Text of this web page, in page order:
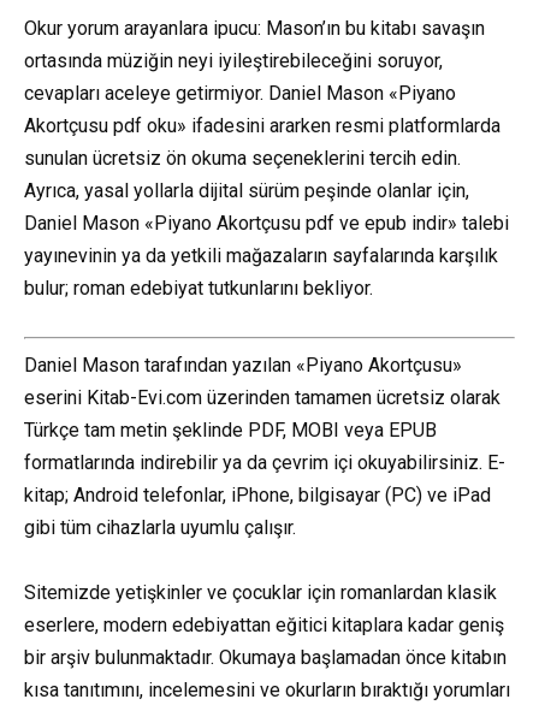
Okur yorum arayanlara ipucu: Mason’ın bu kitabı savaşın
ortasında müziğin neyi iyileştirebileceğini soruyor,
cevapları aceleye getirmiyor. Daniel Mason «Piyano
Akortçusu pdf oku» ifadesini ararken resmi platformlarda
sunulan ücretsiz ön okuma seçeneklerini tercih edin.
Ayrıca, yasal yollarla dijital sürüm peşinde olanlar için,
Daniel Mason «Piyano Akortçusu pdf ve epub indir» talebi
yayınevinin ya da yetkili mağazaların sayfalarında karşılık
bulur; roman edebiyat tutkunlarını bekliyor.
Daniel Mason tarafından yazılan «Piyano Akortçusu»
eserini Kitab-Evi.com üzerinden tamamen ücretsiz olarak
Türkçe tam metin şeklinde PDF, MOBI veya EPUB
formatlarında indirebilir ya da çevrim içi okuyabilirsiniz. E-
kitap; Android telefonlar, iPhone, bilgisayar (PC) ve iPad
gibi tüm cihazlarla uyumlu çalışır.
Sitemizde yetişkinler ve çocuklar için romanlardan klasik
eserlere, modern edebiyattan eğitici kitaplara kadar geniş
bir arşiv bulunmaktadır. Okumaya başlamadan önce kitabın
kısa tanıtımını, incelemesini ve okurların bıraktığı yorumları